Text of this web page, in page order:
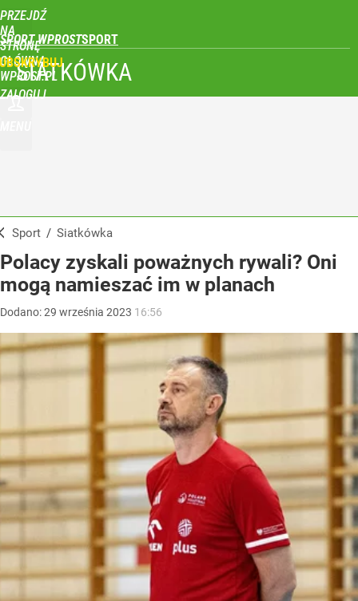
PRZEJDŹ
NA
STRONĘ
GŁÓWNĄ
WPROST.PL
SPORT WPROST
ZALOGUJ
SIATKÓWKA
Sport / Siatkówka
Polacy zyskali poważnych rywali? Oni
mogą namieszać im w planach
Dodano:29 września 2023 16:56